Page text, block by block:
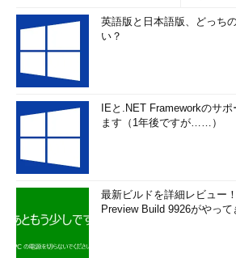
英語版と日本語版、どっち
い？
IEと.NET Frameworkのサ
ます（1年後ですが……）
最新ビルドを詳細レビュー
Preview Build 9926がやって